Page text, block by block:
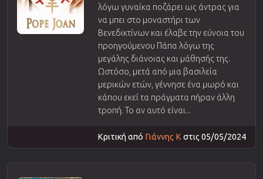
λόγω γυναίκα ποζάρει ως άντρας για
να μπει στο μοναστήρι των
Βενεδικτίνων και έλαβε την εύνοια του
προηγούμενου Πάπα λόγω της
μεγάλης διάνοιας και μάθησής της.
Ωστόσο, μετά από μια βασιλεία
μερικών ετών, γέννησε ένα μωρό και
κάπου εκεί τα πράγματα πήραν άλλη
τροπή. Το αν αυτό είναι...
Κριτική από Γιάννης Κστις 05/05/2024